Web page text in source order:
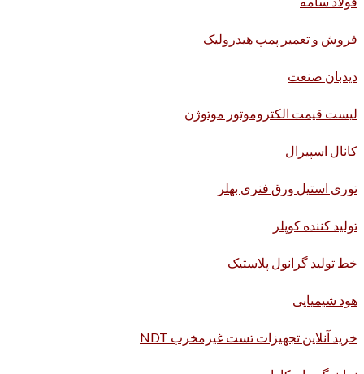
فروش و تعمیر پمپ هیدرولیک
دیدبان صنعت
لیست قیمت الکتروموتور موتوژن
کانال اسپیرال
توری استیل ورق فنری بهلر
تولید کننده کوپلر
خط تولید گرانول پلاستیک
هود شیمیایی
خرید آنلاین تجهیزات تست غیرمخرب NDT